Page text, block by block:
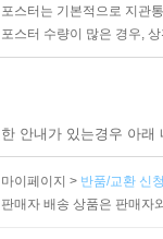
포스터는 기본적으로 지관
포스터 수량이 많은 경우,
안내가 있는경우 아
마이페이지 > 반품/교환 신
판매자 배송 상품은 판매자